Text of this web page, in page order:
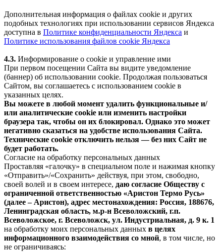
Дополнительная информация о файлах cookie и других
подобных технологиях при использовании сервисов Яндекса
доступна в Политике конфиденциальности Яндекса и
Политике использования файлов cookie Яндекса
4.3. Информирование о cookie и управление ими
При первом посещении Сайта вы видите уведомление
(баннер) об использовании cookie. Продолжая пользоваться
Сайтом, вы соглашаетесь с использованием cookie в
указанных целях.
Вы можете в любой момент удалить функциональные и/
или аналитические cookie или изменить настройки
браузера так, чтобы он их блокировал. Однако это может
негативно сказаться на удобстве использования Сайта.
Технические cookie отключить нельзя — без них Сайт не
будет работать.
Согласие на обработку персональных данных
Проставляя «галочку» в специальном поле и нажимая кнопку
«Отправить»/«Сохранить» действуя, при этом, свободно,
своей волей и в своем интересе, даю согласие Обществу с
ограниченной ответственностью «Аристон Термо Русь»
(далее – Аристон), адрес местонахождения: Россия, 188676,
Ленинградская область, м.р-н Всеволожский, г.п.
Всеволожское, г. Всеволожск, ул. Индустриальная, д. 9 к. 1
на обработку моих персональных данных в целях
информационного взаимодействия со мной, в том числе, но
не ограничиваясь: